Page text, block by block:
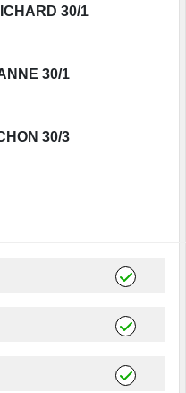
30/1
30/1
30/3